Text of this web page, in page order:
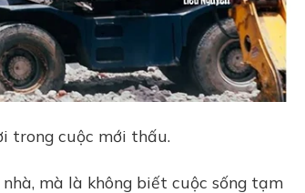
trong cuộc mới thấu.
mà là không biết cuộc sống tạm